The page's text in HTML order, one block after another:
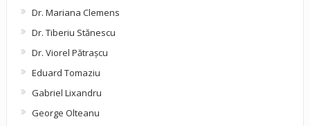
Dr. Mariana Clemens
Dr. Tiberiu Stănescu
Dr. Viorel Pătraşcu
Eduard Tomaziu
Gabriel Lixandru
George Olteanu